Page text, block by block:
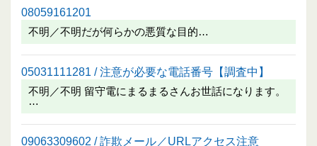
08059161201
不明／不明だが何らかの悪質な目的…
05031111281 / 注意が必要な電話番号【調査中】
不明／不明 留守電にまるまるさんお世話になります。
…
09063309602 / 詐欺メール／URLアクセス注意